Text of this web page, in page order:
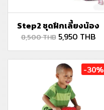
Step2 ชุดฝึกเลี้ยงน้อง
8,500 THB 5,950 THB
-30%